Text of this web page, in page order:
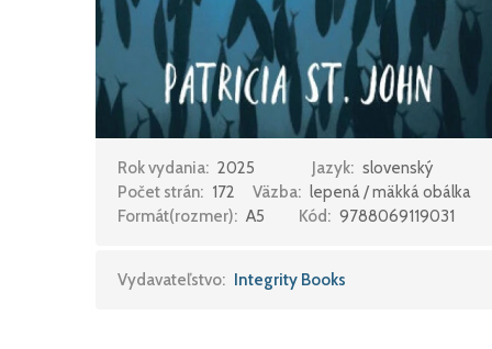
Rok vydania: 2025 Jazyk: slovenský
Počet strán: 172 Väzba: lepená / mäkká obálka
Formát(rozmer): A5 Kód: 9788069119031
Vydavateľstvo: Integrity Books